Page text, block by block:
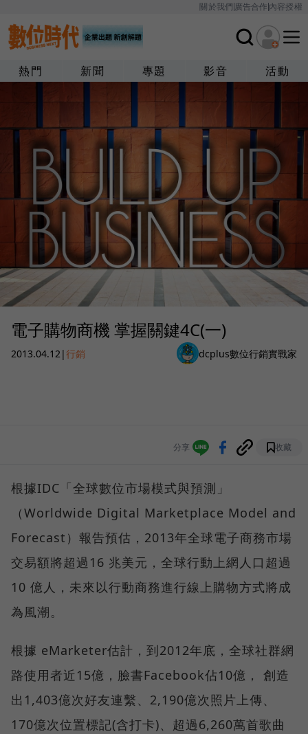
關於我們廣告合作內容授權
熱門 新聞 專題 影音 活動
電子購物商機 掌握關鍵4C(一)
2013.04.12|行銷 dcplus數位行銷實戰家
分享 收藏
根據IDC「全球數位市場模式與預測」
（Worldwide Digital Marketplace Model and
Forecast）報告預估，2013年全球電子商務市場
交易額將超過16 兆美元，全球行動上網人口超過
10 億人，未來以行動商務進行線上購物方式將成
為風潮。
根據 eMarketer估計，到2012年底，全球社群網
路使用者近15億，臉書Facebook佔10億， 創造
出1,403億次好友連繫、2,190億次照片上傳、
170億次位置標記(含打卡)、超過6,260萬首歌曲